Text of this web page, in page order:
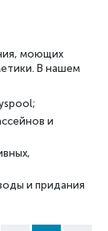
моющих
В нашем
и
и придания